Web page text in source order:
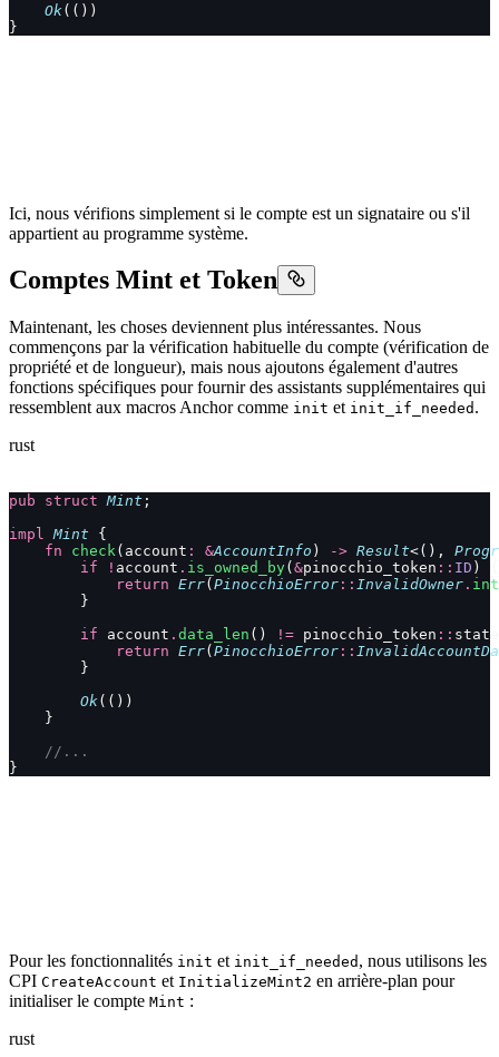
    Ok
(())
}
Ici, nous vérifions simplement si le compte est un signataire ou s'il
appartient au programme système.
Comptes Mint et Token
Maintenant, les choses deviennent plus intéressantes. Nous
commençons par la vérification habituelle du compte (vérification de
propriété et de longueur), mais nous ajoutons également d'autres
fonctions spécifiques pour fournir des assistants supplémentaires qui
ressemblent aux macros Anchor comme init et init_if_needed .
rust
pub struct Mint ;
impl Mint {
    fn
check(account : &AccountInfo ) -> Result<(),
        if
! account . is_owned_by( &pinocchio_token :: ID ) {
            return
Err( PinocchioError :: InvalidOwner .
        }
        if
account . data_len () != pinocchio_token :: state
            return
Err( PinocchioError ::
        }
        Ok
(())
    }
    //...
}
Pour les fonctionnalités init et init_if_needed , nous utilisons les
CPI CreateAccount et InitializeMint2 en arrière-plan pour
initialiser le compte Mint :
rust